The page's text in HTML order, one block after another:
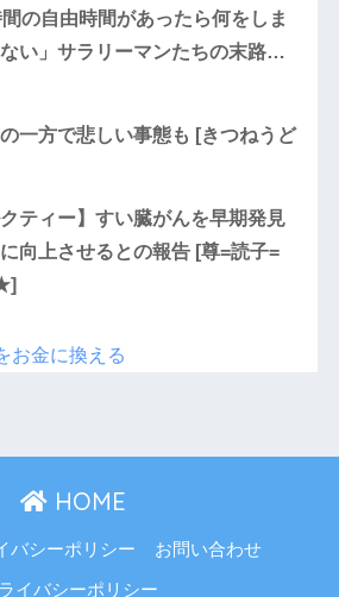
間の自由時間があったら何をしま
い」サラリーマンたちの末路…
一方で悲しい事態も [きつねうど
ティー】すい臓がんを早期発見
向上させるとの報告 [尊=読子=
お金に換える
HOME
バシーポリシー お問い合わせ
イバシーポリシー